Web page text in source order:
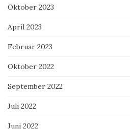
Oktober 2023
April 2023
Februar 2023
Oktober 2022
September 2022
Juli 2022
Juni 2022